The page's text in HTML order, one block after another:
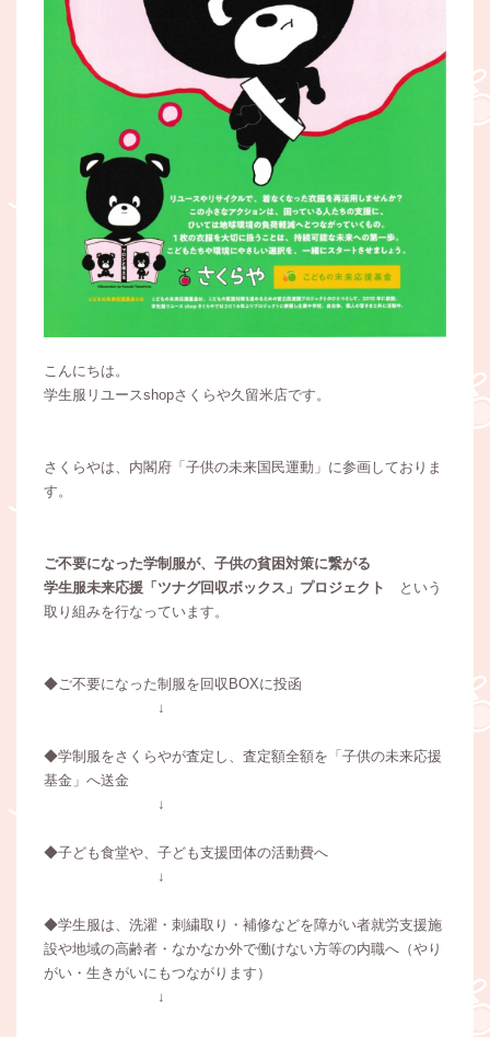
こんにちは。
学生服リユースshopさくらや久留米店です。
さくらやは、内閣府「子供の未来国民運動」に参画しておりま
す。
ご不要になった学制服が、子供の貧困対策に繋がる
学生服未来応援「ツナグ回収ボックス」プロジェクト
という
取り組みを行なっています。
◆ご不要になった制服を回収BOXに投函
↓
◆学制服をさくらやが査定し、査定額全額を「子供の未来応援
基金」へ送金
↓
◆子ども食堂や、子ども支援団体の活動費へ
↓
◆学生服は、洗濯・刺繍取り・補修などを障がい者就労支援施
設や地域の高齢者・なかなか外で働けない方等の内職へ（やり
がい・生きがいにもつながります）
↓